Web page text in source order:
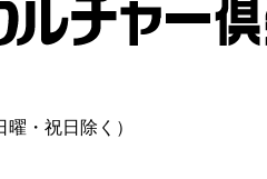
・祝日除く）